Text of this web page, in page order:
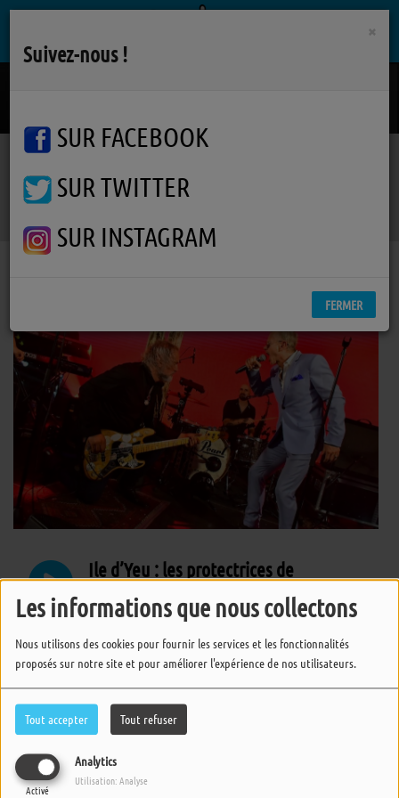
Les informations que nous collectons
Nous utilisons des cookies pour fournir les services et les fonctionnalités
proposés sur notre site et pour améliorer l'expérience de nos utilisateurs.
Tout accepter Tout refuser
Analytics
Activé
Utilisation: Analyse
Podcasts
Ile d’Yeu : les protectrices de
l’environnement veillent sur les
espaces naturels tout l’été
La Pockythèque - Death Note, tome 12
×
Suivez-nous !
SUR FACEBOOK
SUR TWITTER
SUR INSTAGRAM
FERMER